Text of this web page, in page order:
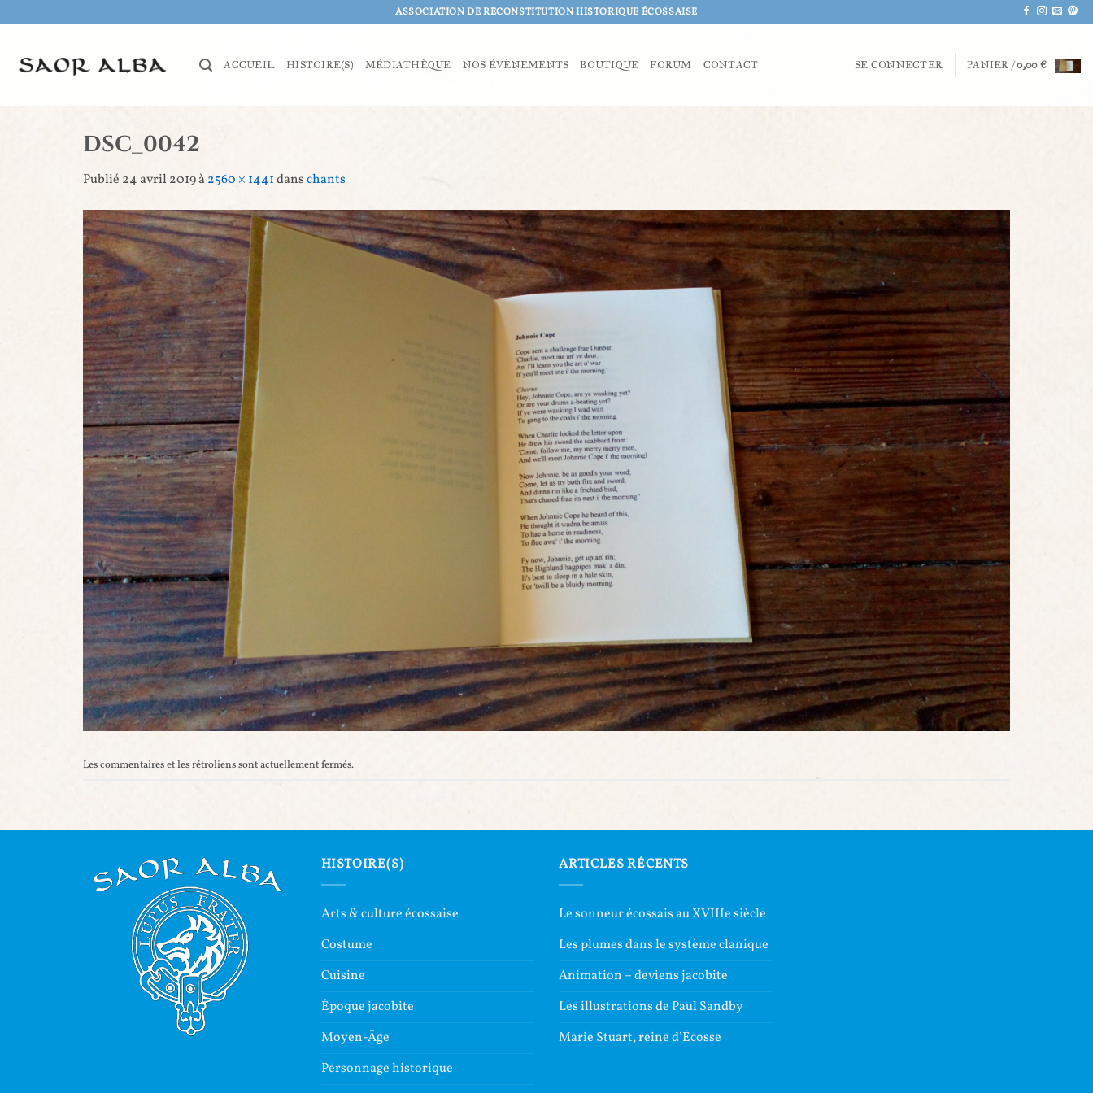
au
ASSOCIATION DE RECONSTITUTION HISTORIQUE ÉCOSSAISE
ACCUEIL HISTOIRE(S) MÉDIATHÈQUE NOS ÉVÈNEMENTS BOUTIQUE FORUM CONTACT SE CONNECTER PANIER /0,00€
DSC_0042
Publié 24 avril 2019à2560 × 1441danschants
Les commentaires et les rétroliens sont actuellement fermés.
HISTOIRE(S)
Arts & culture écossaise
Costume
Cuisine
Époque jacobite
Moyen-Âge
Personnage historique
ARTICLES RÉCENTS
Le sonneur écossais au XVIIIe siècle
Les plumes dans le système clanique
Animation – deviens jacobite
Les illustrations de Paul Sandby
Marie Stuart, reine d’Écosse